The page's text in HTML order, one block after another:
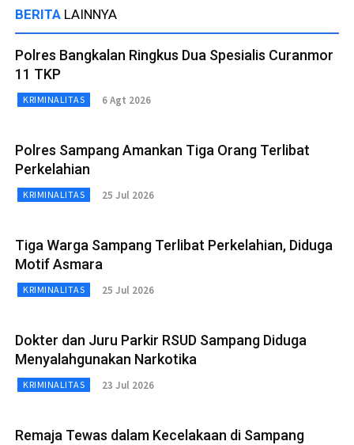
BERITA LAINNYA
Polres Bangkalan Ringkus Dua Spesialis Curanmor
11 TKP
KRIMINALITAS 6 Agt 2026
Polres Sampang Amankan Tiga Orang Terlibat
Perkelahian
KRIMINALITAS 25 Jul 2026
Tiga Warga Sampang Terlibat Perkelahian, Diduga
Motif Asmara
KRIMINALITAS 25 Jul 2026
Dokter dan Juru Parkir RSUD Sampang Diduga
Menyalahgunakan Narkotika
KRIMINALITAS 23 Jul 2026
Remaja Tewas dalam Kecelakaan di Sampang